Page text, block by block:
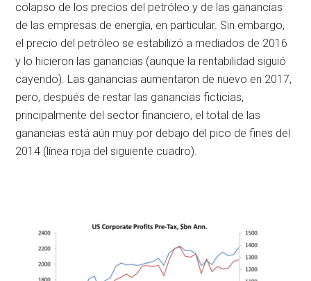
colapso de los precios del petróleo y de las ganancias
de las empresas de energía, en particular. Sin embargo,
el precio del petróleo se estabilizó a mediados de 2016
y lo hicieron las ganancias (aunque la rentabilidad siguió
cayendo). Las ganancias aumentaron de nuevo en 2017,
pero, después de restar las ganancias ficticias,
principalmente del sector financiero, el total de las
ganancias está aún muy por debajo del pico de fines del
2014 (línea roja del siguiente cuadro).